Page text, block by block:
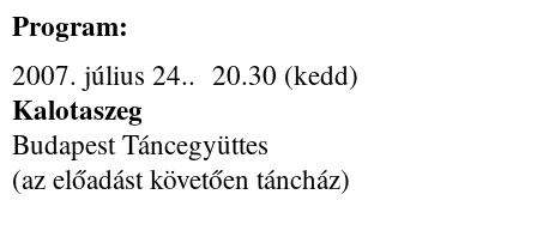
Program:
2007. július 24.. 20.30 (kedd)
Kalotaszeg
Budapest Táncegyüttes
(az előadást követően táncház)